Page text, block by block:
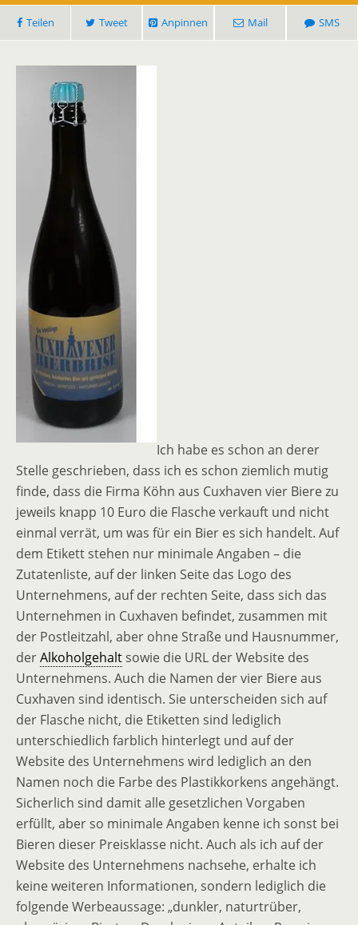
Teilen Tweet Anpinnen Mail SMS
Ich habe es schon an derer
Stelle geschrieben, dass ich es schon ziemlich mutig
finde, dass die Firma Köhn aus Cuxhaven vier Biere zu
jeweils knapp 10 Euro die Flasche verkauft und nicht
einmal verrät, um was für ein Bier es sich handelt. Auf
dem Etikett stehen nur minimale Angaben – die
Zutatenliste, auf der linken Seite das Logo des
Unternehmens, auf der rechten Seite, dass sich das
Unternehmen in Cuxhaven befindet, zusammen mit
der Postleitzahl, aber ohne Straße und Hausnummer,
derAlkoholgehalt sowie die URL der Website des
Unternehmens. Auch die Namen der vier Biere aus
Cuxhaven sind identisch. Sie unterscheiden sich auf
der Flasche nicht, die Etiketten sind lediglich
unterschiedlich farblich hinterlegt und auf der
Website des Unternehmens wird lediglich an den
Namen noch die Farbe des Plastikkorkens angehängt.
Sicherlich sind damit alle gesetzlichen Vorgaben
erfüllt, aber so minimale Angaben kenne ich sonst bei
Bieren dieser Preisklasse nicht. Auch als ich auf der
Website des Unternehmens nachsehe, erhalte ich
keine weiteren Informationen, sondern lediglich die
folgende Werbeaussage: „dunkler, naturtrüber,